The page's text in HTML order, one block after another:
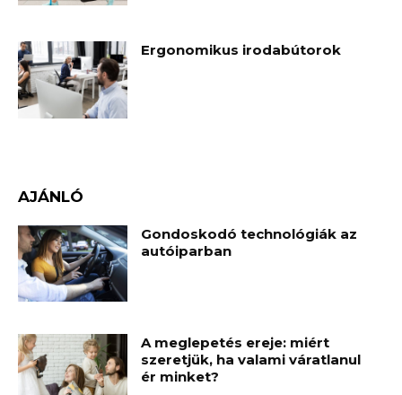
Ergonomikus irodabútorok
AJÁNLÓ
Gondoskodó technológiák az
autóiparban
A meglepetés ereje: miért
szeretjük, ha valami váratlanul
ér minket?